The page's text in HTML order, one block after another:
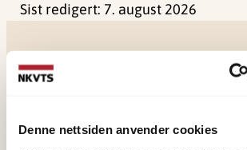
Denne nettsiden anvender cookies
Sist redigert: 7. august 2026
NKVTS utvikler og sprer kunnskap